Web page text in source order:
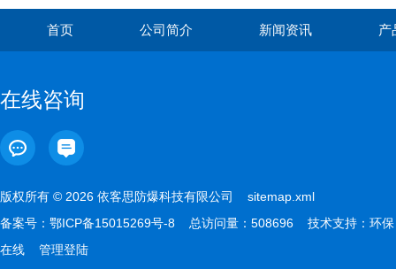
首页 公司简介 新闻资讯 产
在线咨询
版权所有 © 2026 依客思防爆科技有限公司 sitemap.xml
备案号： 鄂ICP备15015269号-8 总访问量：508696 技术支持： 环保
在线
管理登陆